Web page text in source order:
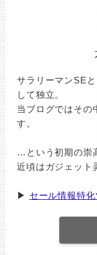
サラリーマンSE
して独立。
当ブログではその
す。
…という初期の崇
近頃はガジェット
▶ セール情報特化